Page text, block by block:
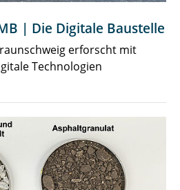
| Die Digitale Baustelle
erforscht mit
Technologien